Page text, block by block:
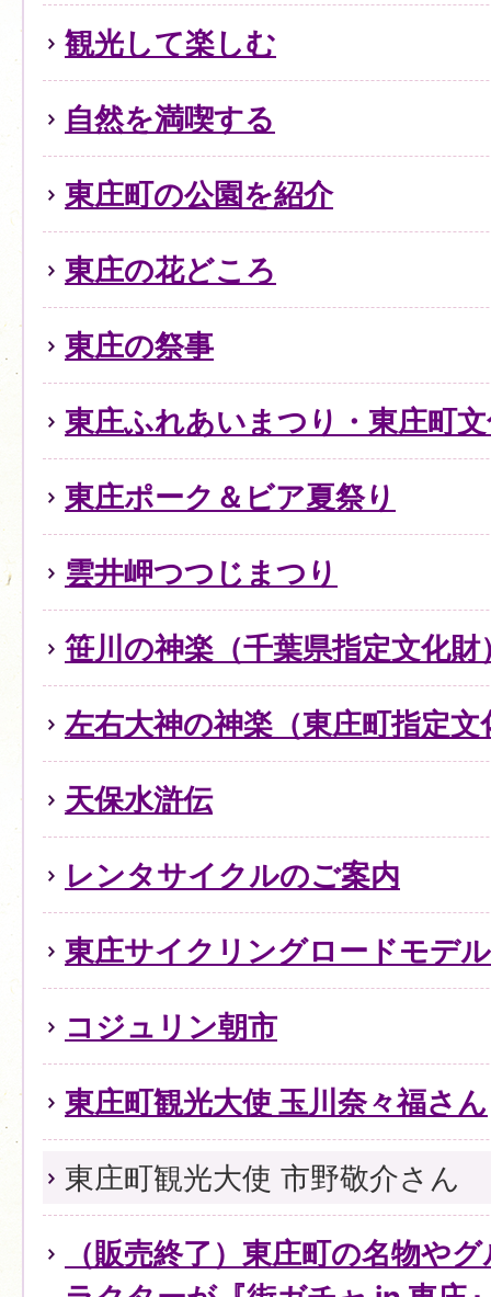
観光して楽しむ
自然を満喫する
東庄町の公園を紹介
東庄の花どころ
東庄の祭事
東庄ふれあいまつり・東庄町
東庄ポーク＆ビア夏祭り
雲井岬つつじまつり
笹川の神楽（千葉県指定文化財
左右大神の神楽（東庄町指定文
天保水滸伝
レンタサイクルのご案内
東庄サイクリングロードモデ
コジュリン朝市
東庄町観光大使 玉川奈々福さん
東庄町観光大使 市野敬介さん
（販売終了）東庄町の名物や